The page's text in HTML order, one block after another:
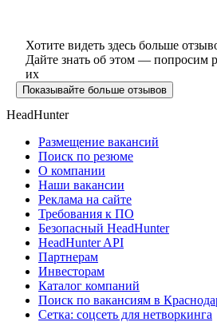
Хотите видеть здесь больше
Дайте знать об этом — попросим
их
Показывайте больше отзывов
HeadHunter
Размещение вакансий
Поиск по резюме
О компании
Наши вакансии
Реклама на сайте
Требования к ПО
Безопасный HeadHunter
HeadHunter API
Партнерам
Инвесторам
Каталог компаний
Поиск по вакансиям в
Сетка: соцсеть для нетворкинга